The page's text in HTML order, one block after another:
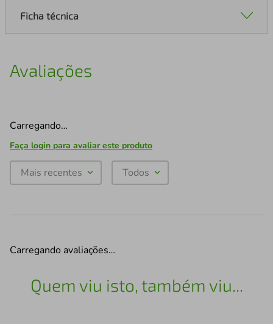
Ficha técnica
Avaliações
Carregando…
Faça login para avaliar este produto
Mais recentes Todos
Carregando avaliações…
Quem viu isto, também viu...